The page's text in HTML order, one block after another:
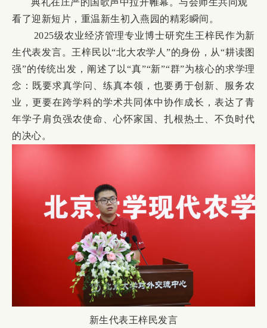
典礼在庄严的国歌声中拉开帷幕。与会师生共同观
看了迎新短片，重温新生初入燕园的精彩瞬间。
2025级农业经济管理专业博士研究生王梓民作为新
生代表发言。王梓民以“北大农学人”的身份，从“耕读图
强”的传统出发，阐述了以“真”“新”“群”为核心的求学理
念：既要求真学问、练真本领，也要勇于创新、服务农
业，更要在跨学科的学术共同体中协作成长，表达了青
年学子肩负强农使命、心怀家国、扎根热土、不负时代
的决心。
新生代表王梓民发言